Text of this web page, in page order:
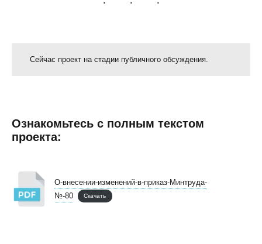
ПОЛЬЗОВАТЕЛЬСКОЕ СОГЛАШЕНИЕ
Сейчас проект на стадии публичного обсуждения.
Ознакомьтесь с полным текстом
проекта:
О-внесении-изменений-в-приказ-Минтруда-
№-80
Скачать